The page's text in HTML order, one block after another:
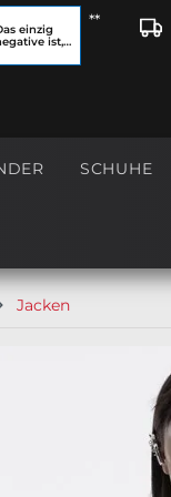
**
einzig
ist,
SCHUHE
Jacken